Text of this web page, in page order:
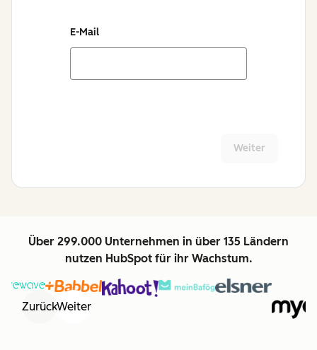
E-Mail
Weiter
Über 299.000 Unternehmen in über 135 Ländern
nutzen HubSpot für ihr Wachstum.
ZurückWeiter